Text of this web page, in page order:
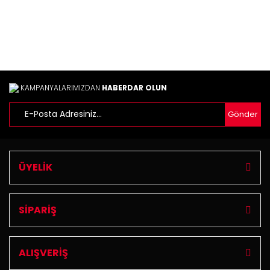
KAMPANYALARIMIZDAN HABERDAR OLUN
Gönder
ÜYELİK
SİPARİŞ
ALIŞVERİŞ